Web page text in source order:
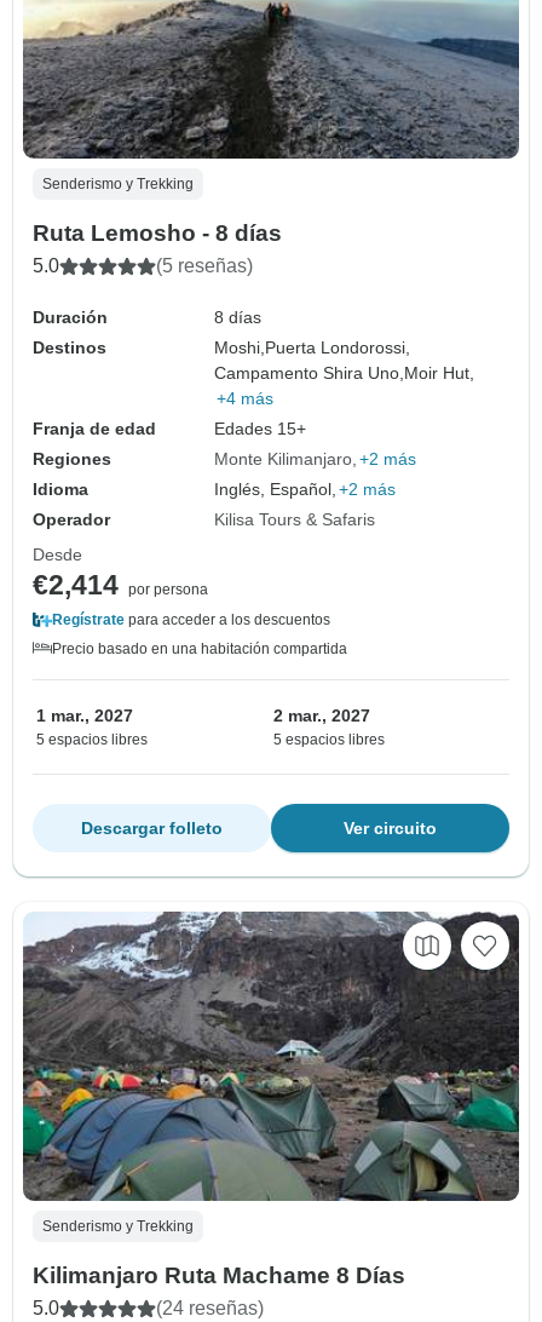
Senderismo y Trekking
Ruta Lemosho - 8 días
5.0 (5 reseñas)
Duración
8 días
Destinos
Moshi,Puerta Londorossi,
Campamento Shira Uno,Moir Hut,
+4 más
Franja de edad
Edades 15+
Regiones
Monte Kilimanjaro +2 más
Idioma
Inglés, Español, +2 más
Operador
Kilisa Tours & Safaris
Desde
€2,414 por persona
Regístrate para acceder a los descuentos
Precio basado en una habitación compartida
1 mar., 2027
5 espacios libres
2 mar., 2027
5 espacios libres
Ver circuito
Descargar folleto
Senderismo y Trekking
Kilimanjaro Ruta Machame 8 Días
5.0 (24 reseñas)